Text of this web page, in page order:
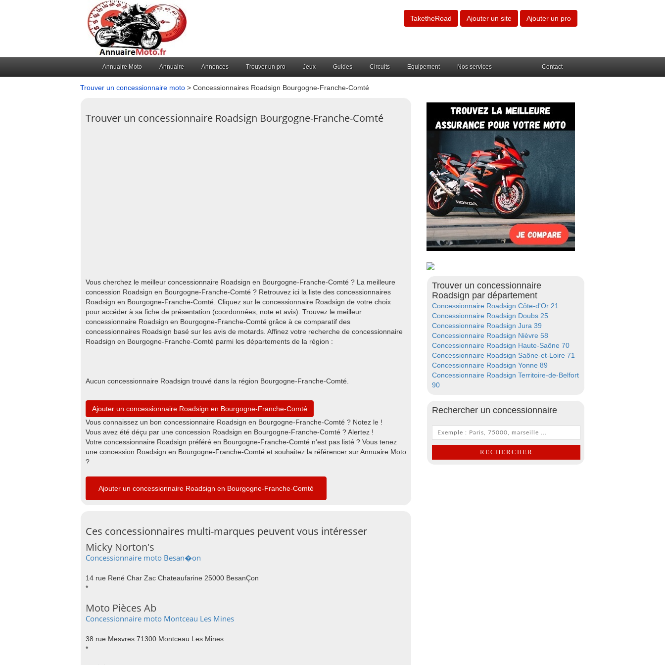
TaketheRoad Ajouter un site Ajouter un pro
Annuaire Moto Annuaire Annonces Trouver un pro Jeux Guides Circuits Equipement Nos services Contact
Trouver un concessionnaire moto > Concessionnaires Roadsign Bourgogne-Franche-Comté
Trouver un concessionnaire Roadsign Bourgogne-Franche-Comté
Vous cherchez le meilleur concessionnaire Roadsign en Bourgogne-Franche-Comté ? La meilleure
concession Roadsign en Bourgogne-Franche-Comté ? Retrouvez ici la liste des concessionnaires
Roadsign en Bourgogne-Franche-Comté. Cliquez sur le concessionnaire Roadsign de votre choix
pour accéder à sa fiche de présentation (coordonnées, note et avis). Trouvez le meilleur
concessionnaire Roadsign en Bourgogne-Franche-Comté grâce à ce comparatif des
concessionnaires Roadsign basé sur les avis de motards. Affinez votre recherche de concessionnaire
Roadsign en Bourgogne-Franche-Comté parmi les départements de la région :
Aucun concessionnaire Roadsign trouvé dans la région Bourgogne-Franche-Comté.
Ajouter un concessionnaire Roadsign en Bourgogne-Franche-Comté
Vous connaissez un bon concessionnaire Roadsign en Bourgogne-Franche-Comté ? Notez le !
Vous avez été déçu par une concession Roadsign en Bourgogne-Franche-Comté ? Alertez !
Votre concessionnaire Roadsign préféré en Bourgogne-Franche-Comté n'est pas listé ? Vous tenez
une concession Roadsign en Bourgogne-Franche-Comté et souhaitez la référencer sur Annuaire Moto
?
Ajouter un concessionnaire Roadsign en Bourgogne-Franche-Comté
Ces concessionnaires multi-marques peuvent vous intéresser
Micky Norton's
Concessionnaire moto Besan�on
14 rue René Char Zac Chateaufarine 25000 BesanÇon
*
Moto Pièces Ab
Concessionnaire moto Montceau Les Mines
38 rue Mesvres 71300 Montceau Les Mines
*
Trouver un concessionnaire
Roadsign par département
Concessionnaire Roadsign Côte-d'Or 21
Concessionnaire Roadsign Doubs 25
Concessionnaire Roadsign Jura 39
Concessionnaire Roadsign Nièvre 58
Concessionnaire Roadsign Haute-Saône 70
Concessionnaire Roadsign Saône-et-Loire 71
Concessionnaire Roadsign Yonne 89
Concessionnaire Roadsign Territoire-de-Belfort
90
Rechercher un concessionnaire